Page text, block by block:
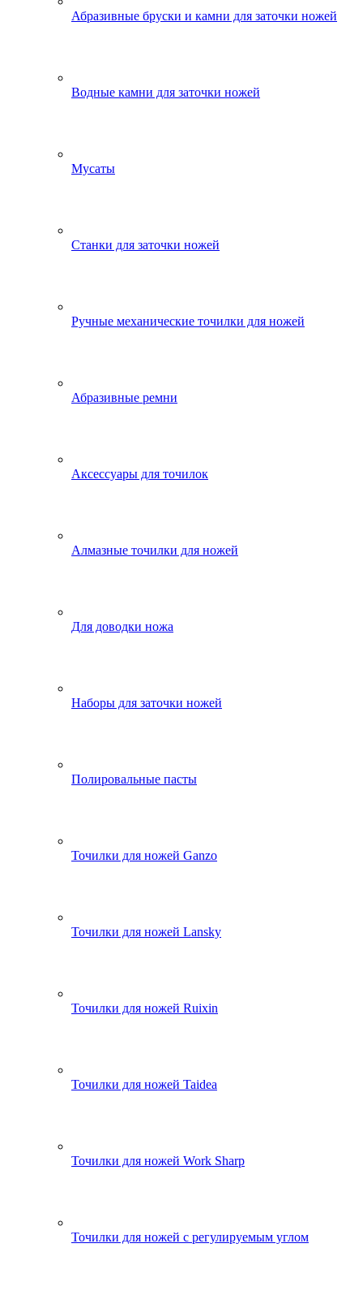
Абразивные бруски и камни для заточки ножей
Водные камни для заточки ножей
Мусаты
Станки для заточки ножей
Ручные механические точилки для ножей
Абразивные ремни
Аксессуары для точилок
Алмазные точилки для ножей
Для доводки ножа
Наборы для заточки ножей
Полировальные пасты
Точилки для ножей Ganzo
Точилки для ножей Lansky
Точилки для ножей Ruixin
Точилки для ножей Taidea
Точилки для ножей Work Sharp
Точилки для ножей с регулируемым углом